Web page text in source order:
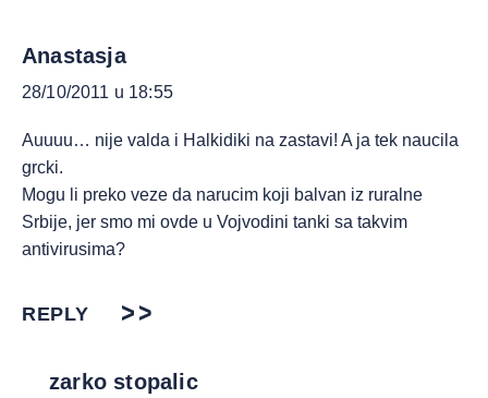
Anastasja
28/10/2011 u 18:55
Auuuu… nije valda i Halkidiki na zastavi! A ja tek naucila
grcki.
Mogu li preko veze da narucim koji balvan iz ruralne
Srbije, jer smo mi ovde u Vojvodini tanki sa takvim
antivirusima?
REPLY
zarko stopalic